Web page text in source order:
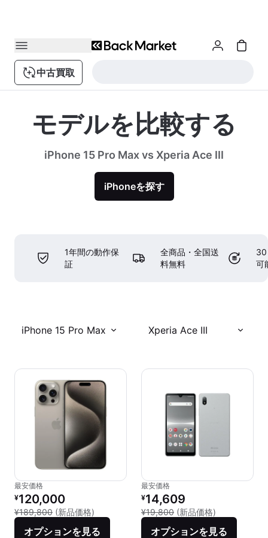
中古買取
モデルを比較する
iPhone 15 Pro Max vs Xperia Ace III
iPhoneを探す
1年間の動作保
証
全商品・全国送
料無料
30
可
iPhone 15 Pro Max Xperia Ace III
最安価格
リファービッシュ品の価格：
¥120,000
¥189,800 (新品価格) 新品との比較：¥189,800
オプションを見る
最安価格
リファービッシュ品の価格：
¥14,609
¥19,800 (新品価格)
オプションを見る